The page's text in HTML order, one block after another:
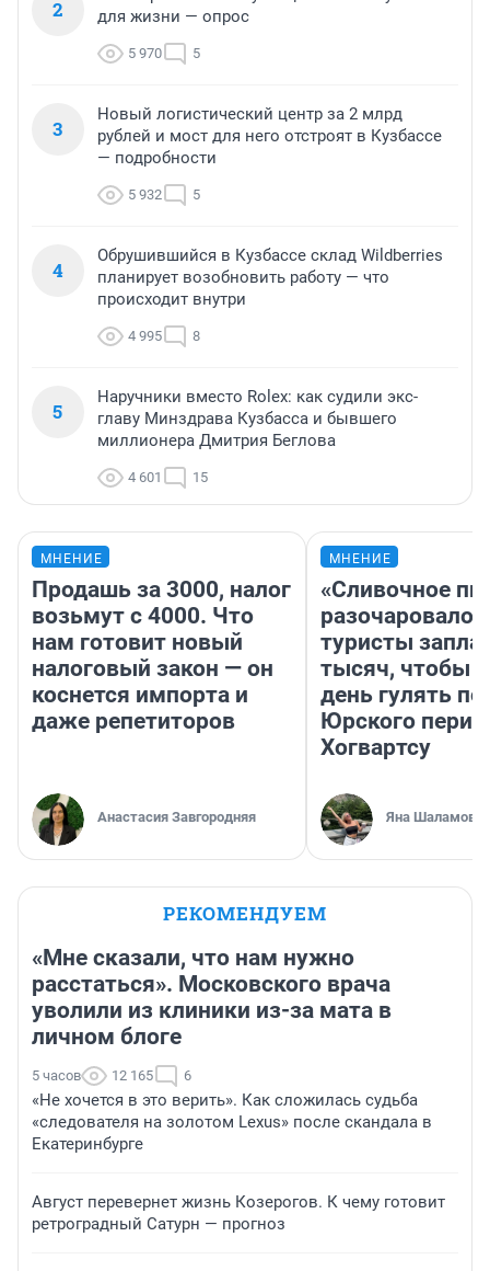
2
для жизни — опрос
5 970 5
3
Новый логистический центр за 2 млрд
рублей и мост для него отстроят в Кузбассе
— подробности
5 932 5
4
Обрушившийся в Кузбассе склад Wildberries
планирует возобновить работу — что
происходит внутри
4 995 8
5
Наручники вместо Rolex: как судили экс-
главу Минздрава Кузбасса и бывшего
миллионера Дмитрия Беглова
4 601 15
МНЕНИЕ
Продашь за 3000, налог
возьмут с 4000. Что
нам готовит новый
налоговый закон — он
коснется импорта и
даже репетиторов
Анастасия Завгородняя
МНЕНИЕ
«Сливочное
разочаровало»:
туристы
тысяч, чтобы
день гулять по
Юрского
Хогвартсу
Яна Шаламова
РЕКОМЕНДУЕМ
«Мне сказали, что нам нужно
расстаться». Московского врача
уволили из клиники из-за мата в
личном блоге
5 часов 12 165 6
«Не хочется в это верить». Как сложилась судьба
«следователя на золотом Lexus» после скандала в
Екатеринбурге
Август перевернет жизнь Козерогов. К чему готовит
ретроградный Сатурн — прогноз